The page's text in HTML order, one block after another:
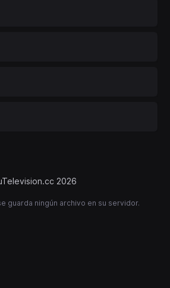
2026
guarda ningún archivo en su servidor.